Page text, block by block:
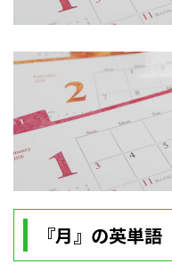
『月』の英単語